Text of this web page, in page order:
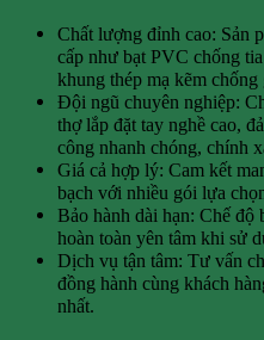
Chất lượng đỉnh cao: Sản
cấp như bạt PVC chống
khung thép mạ kẽm chống
Đội ngũ chuyên nghiệp:
thợ lắp đặt tay nghề cao,
công nhanh chóng, chính
Giá cả hợp lý: Cam kết
bạch với nhiều gói lựa
Bảo hành dài hạn: Chế độ
hoàn toàn yên tâm khi sử
Dịch vụ tận tâm: Tư vấn
đồng hành cùng khách
nhất.